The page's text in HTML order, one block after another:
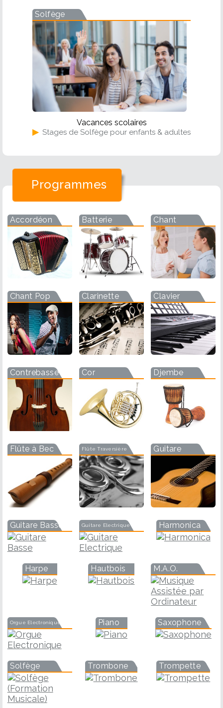
Solfège
Vacances scolaires
▶ Stages de Solfège pour enfants & adultes
Programmes
Accordéon Batterie Chant
Chant Pop Clarinette Clavier
Contrebasse Cor Djembe
Flûte à Bec Flûte Traversière Guitare
Guitare Basse Guitare Electrique Harmonica
Harpe Hautbois M.A.O.
Orgue Electronique Piano Saxophone
Solfège Trombone Trompette